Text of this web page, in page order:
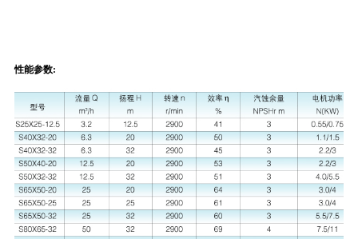
性能参数: